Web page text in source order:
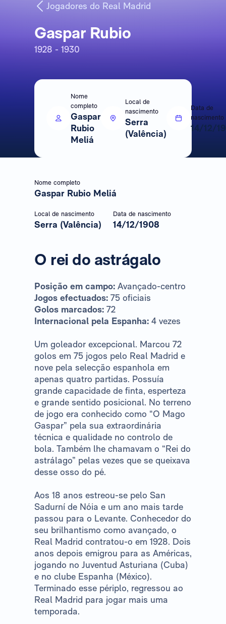
Jogadores do Real Madrid
Gaspar Rubio
1928 - 1930
Nome
completo
Gaspar
Rubio
Meliá
Local de
nascimento
Serra
(Valência)
Data de
nascimento
14/12/
Nome completo
Gaspar Rubio Meliá
Local de nascimento
Serra (Valência)
Data de nascimento
14/12/1908
O rei do astrágalo
Posição em campo: Avançado-centro
Jogos efectuados: 75 oficiais
Golos marcados: 72
Internacional pela Espanha: 4 vezes
Um goleador excepcional. Marcou 72
golos em 75 jogos pelo Real Madrid e
nove pela selecção espanhola em
apenas quatro partidas. Possuía
grande capacidade de finta, esperteza
e grande sentido posicional. No terreno
de jogo era conhecido como “O Mago
Gaspar” pela sua extraordinária
técnica e qualidade no controlo de
bola. Também lhe chamavam o “Rei do
astrálago” pelas vezes que se queixava
desse osso do pé.
Aos 18 anos estreou-se pelo San
Sadurní de Nóia e um ano mais tarde
passou para o Levante. Conhecedor do
seu brilhantismo como avançado, o
Real Madrid contratou-o em 1928. Dois
anos depois emigrou para as Américas,
jogando no Juventud Asturiana (Cuba)
e no clube Espanha (México).
Terminado esse périplo, regressou ao
Real Madrid para jogar mais uma
temporada.